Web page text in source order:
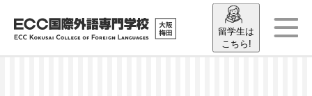
留学生は
こちら!